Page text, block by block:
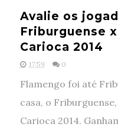
Avalie os
Friburguense
Carioca 2014
17:59 0
Flamengo foi até
casa, o
Carioca 2014.